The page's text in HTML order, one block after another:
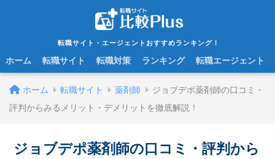
転職サイト・エージェントおすすめランキング！
ホーム 転職サイト 転職対策 ランキング 転職エージェント
ホーム 転職サイト 薬剤師
ジョブデポ薬剤師の口コミ・
評判からみるメリット・デメリットを徹底解説！
ジョブデポ薬剤師の口コミ・評判から